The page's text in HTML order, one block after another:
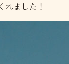
れました！